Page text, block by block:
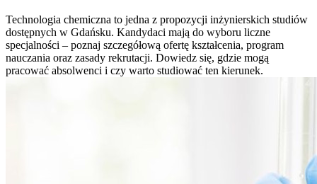
Technologia chemiczna to jedna z propozycji inżynierskich studiów
dostępnych w Gdańsku. Kandydaci mają do wyboru liczne
specjalności – poznaj szczegółową ofertę kształcenia, program
nauczania oraz zasady rekrutacji. Dowiedz się, gdzie mogą
pracować absolwenci i czy warto studiować ten kierunek.